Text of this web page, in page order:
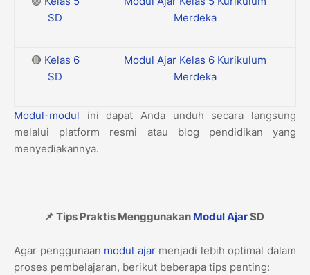
SD
Merdeka
🔴 Kelas 6
SD
Modul Ajar Kelas 6 Kurikulum
Merdeka
Modul-modul ini dapat Anda unduh secara langsung
melalui platform resmi atau blog pendidikan yang
menyediakannya.
📌 Tips Praktis Menggunakan Modul AjarSD
Agar penggunaan modul ajarmenjadi lebih optimal dalam
proses pembelajaran, berikut beberapa tips penting: